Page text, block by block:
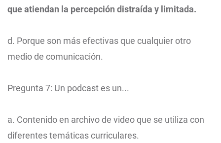
que atiendan la percepción distraída y limitada.
d. Porque son más efectivas que cualquier otro
medio de comunicación.
Pregunta 7: Un podcast es un...
a. Contenido en archivo de video que se utiliza con
diferentes temáticas curriculares.